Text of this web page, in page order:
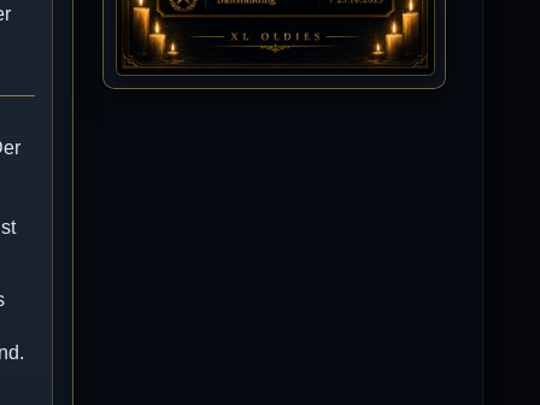
Mojochilla
02.07.2026 / 15:53
Was geht aaaaaaaaaaaab